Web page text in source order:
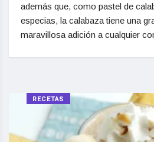
además que, como pastel de
especias, la calabaza tiene una
maravillosa adición a cualquier
RECETAS